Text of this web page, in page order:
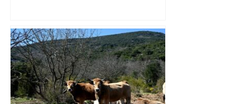
Capilla en bleu ciel pour combien de
temps encore ? Toulouse et l'UBB aux
aguets – Rugbynistere